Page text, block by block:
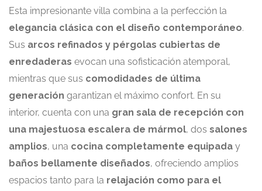
Esta impresionante villa combina a la perfección la
elegancia clásica con el diseño contemporáneo.
Sus arcos refinados y pérgolas cubiertas de
enredaderas evocan una sofisticación atemporal,
mientras que sus comodidades de última
generación garantizan el máximo confort. En su
interior, cuenta con una gran sala de recepción con
una majestuosa escalera de mármol, dos salones
amplios, una cocina completamente equipada y
baños bellamente diseñados, ofreciendo amplios
espacios tanto para la relajación como para el